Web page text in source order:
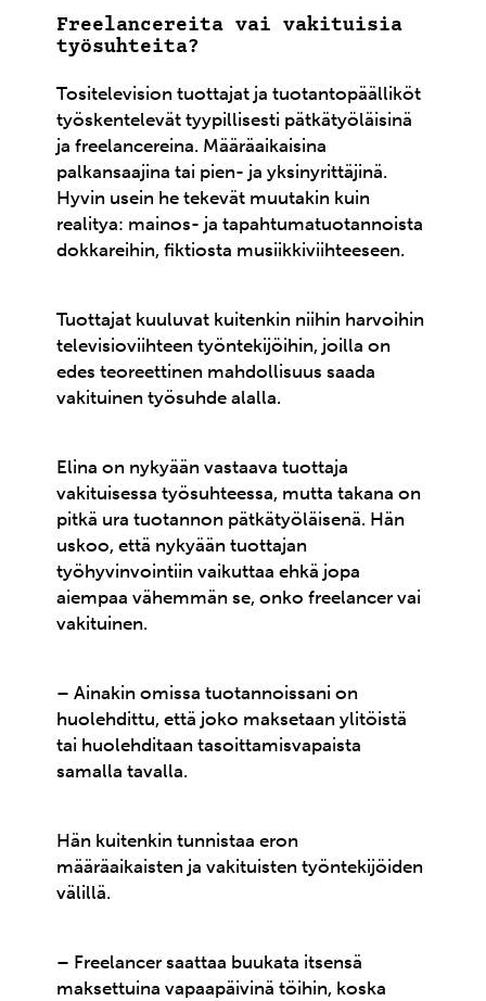
Freelancereita vai vakituisia
työsuhteita?
Tositelevision tuottajat ja tuotantopäälliköt
työskentelevät tyypillisesti pätkätyöläisinä
ja freelancereina. Määräaikaisina
palkansaajina tai pien- ja yksinyrittäjinä.
Hyvin usein he tekevät muutakin kuin
realitya: mainos- ja tapahtumatuotannoista
dokkareihin, fiktiosta musiikkiviihteeseen.
Tuottajat kuuluvat kuitenkin niihin harvoihin
televisioviihteen työntekijöihin, joilla on
edes teoreettinen mahdollisuus saada
vakituinen työsuhde alalla.
Elina on nykyään vastaava tuottaja
vakituisessa työsuhteessa, mutta takana on
pitkä ura tuotannon pätkätyöläisenä. Hän
uskoo, että nykyään tuottajan
työhyvinvointiin vaikuttaa ehkä jopa
aiempaa vähemmän se, onko freelancer vai
vakituinen.
– Ainakin omissa tuotannoissani on
huolehdittu, että joko maksetaan ylitöistä
tai huolehditaan tasoittamisvapaista
samalla tavalla.
Hän kuitenkin tunnistaa eron
määräaikaisten ja vakituisten työntekijöiden
välillä.
– Freelancer saattaa buukata itsensä
maksettuina vapaapäivinä töihin, koska